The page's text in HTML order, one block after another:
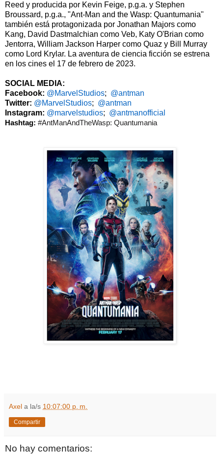
Reed y producida por Kevin Feige, p.g.a. y Stephen
Broussard, p.g.a., "Ant-Man and the Wasp: Quantumania"
también está protagonizada por Jonathan Majors como
Kang, David Dastmalchian como Veb, Katy O'Brian como
Jentorra, William Jackson Harper como Quaz y Bill Murray
como Lord Krylar. La aventura de ciencia ficción se estrena
en los cines el 17 de febrero de 2023.
SOCIAL MEDIA:
Facebook: @MarvelStudios; @antman
Twitter: @MarvelStudios; @antman
Instagram: @marvelstudios; @antmanofficial
Hashtag: #AntManAndTheWasp: Quantumania
Axel a la/s 10:07:00 p. m.
Compartir
No hay comentarios: